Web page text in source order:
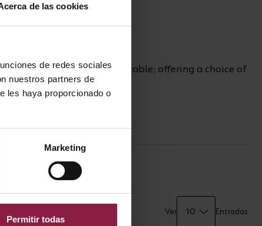
de las cookies
de redes sociales
nuestros partners de
les haya proporcionado o
Marketing
Permitir todas
/ 4000K and power selectable; offering a choice of
key screws
Ver Entradas